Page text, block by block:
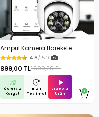
Ampul Kamera Harekete
Duyarlı Gece Görüşlü
4.8/ 50
899,00 TL1.600,00 TL
Ücretsiz
Kargo!
Hızlı
Teslimat
Videolu
Ürün